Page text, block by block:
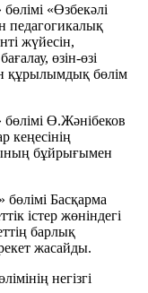
«Өзбекәлі
педагогикалық
жүйесін,
өзін-өзі
құрылымдық бөлім
Ө.Жәнібеков
бұйрығымен
Басқарма
істер жөніндегі
барлық
жасайды.
негізгі